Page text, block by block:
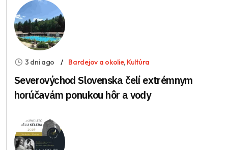
3 dni ago Bardejov a okolie, Kultúra
Severovýchod Slovenska čelí extrémnym
horúčavám ponukou hôr a vody